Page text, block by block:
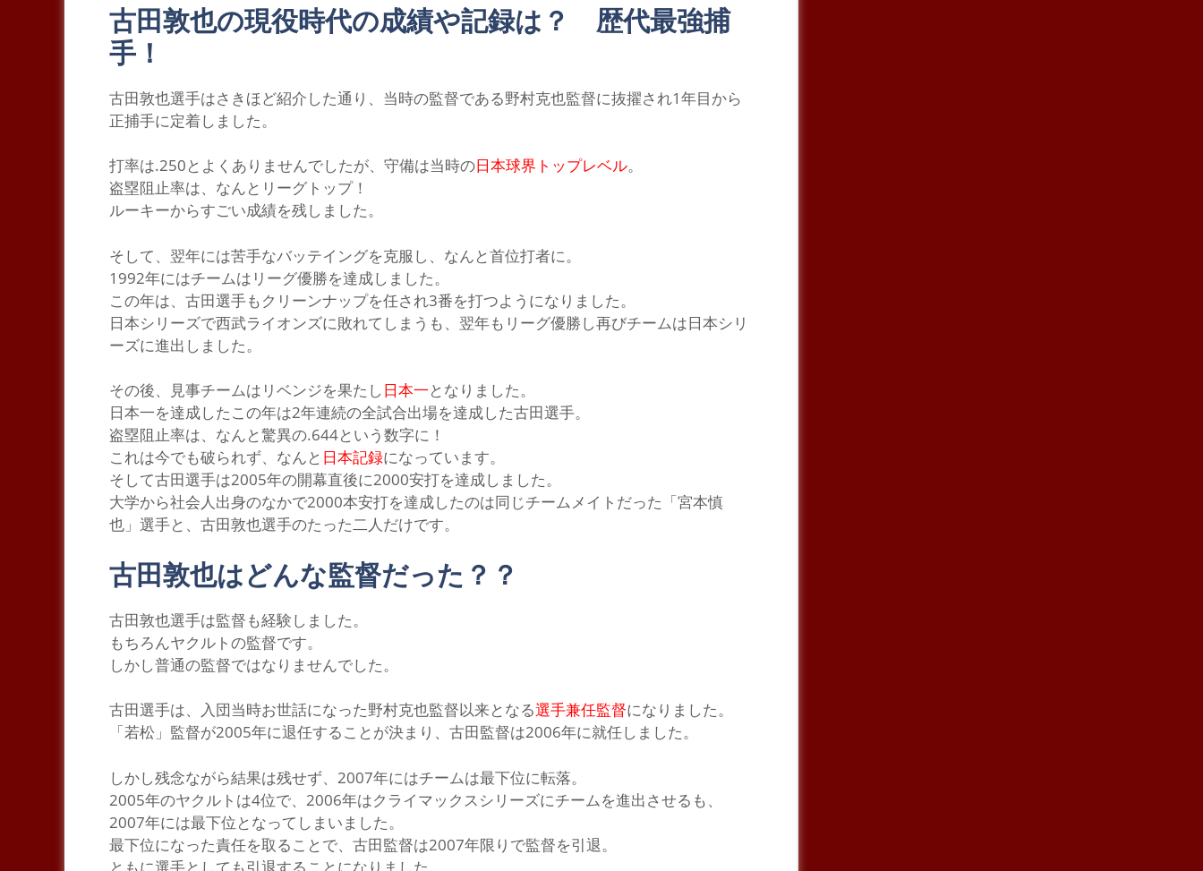
古田敦也の現役時代の成績や記録は？ 歴代最強捕
手！
古田敦也選手はさきほど紹介した通り、当時の監督である野村克也監督に抜擢され1年目から
正捕手に定着しました。
打率は.250とよくありませんでしたが、守備は当時の日本球界トップレベル。
盗塁阻止率は、なんとリーグトップ！
ルーキーからすごい成績を残しました。
そして、翌年には苦手なバッテイングを克服し、なんと首位打者に。
1992年にはチームはリーグ優勝を達成しました。
この年は、古田選手もクリーンナップを任され3番を打つようになりました。
日本シリーズで西武ライオンズに敗れてしまうも、翌年もリーグ優勝し再びチームは日本シリ
ーズに進出しました。
その後、見事チームはリベンジを果たし日本一となりました。
日本一を達成したこの年は2年連続の全試合出場を達成した古田選手。
盗塁阻止率は、なんと驚異の.644という数字に！
これは今でも破られず、なんと 日本記録になっています。
そして古田選手は2005年の開幕直後に2000安打を達成しました。
大学から社会人出身のなかで2000本安打を達成したのは同じチームメイトだった 「宮本慎
也」 選手と、古田敦也選手のたった二人だけです。
古田敦也はどんな監督だった？？
古田敦也選手は監督も経験しました。
もちろんヤクルトの監督です。
しかし普通の監督ではなりませんでした。
古田選手は、入団当時お世話になった野村克也監督以来となる選手兼任監督になりました。
「若松」 監督が2005年に退任することが決まり、古田監督は2006年に就任しました。
しかし残念ながら結果は残せず、2007年にはチームは最下位に転落。
2005年のヤクルトは4位で、2006年はクライマックスシリーズにチームを進出させるも、
2007年には最下位となってしまいました。
最下位になった責任を取ることで、古田監督は2007年限りで監督を引退。
ともに選手としても引退することになりました。